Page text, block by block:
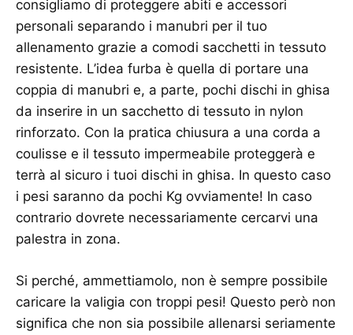
consigliamo di proteggere abiti e accessori
personali separando i manubri per il tuo
allenamento grazie a comodi sacchetti in tessuto
resistente. L’idea furba è quella di portare una
coppia di manubri e, a parte, pochi dischi in ghisa
da inserire in un sacchetto di tessuto in nylon
rinforzato. Con la pratica chiusura a una corda a
coulisse e il tessuto impermeabile proteggerà e
terrà al sicuro i tuoi dischi in ghisa. In questo caso
i pesi saranno da pochi Kg ovviamente! In caso
contrario dovrete necessariamente cercarvi una
palestra in zona.
Si perché, ammettiamolo, non è sempre possibile
caricare la valigia con troppi pesi! Questo però non
significa che non sia possibile allenarsi seriamente